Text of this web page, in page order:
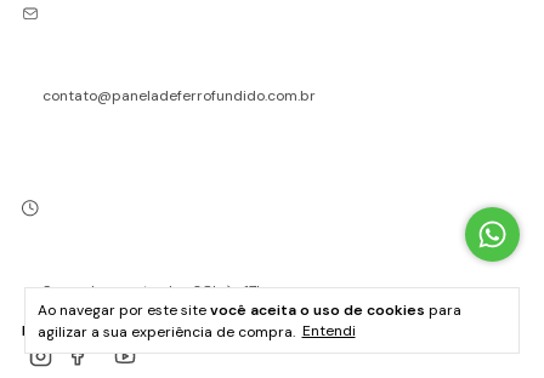
Ao navegar por este sitevocê aceita o uso de cookies para
agilizar a sua experiência de compra. Entendi
contato@paneladeferrofundido.com.br
Segunda a sexta, das 08h às 17h
REDE SOCIAIS